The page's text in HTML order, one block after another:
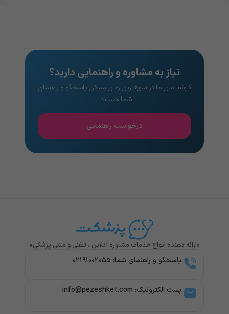
نیاز به مشاوره و راهنمایی دارید؟
کارشناسان ما در سریعترین زمان ممکن پاسخگو و راهنمای
شما هستند..
درخواست راهنمایی
«ارائه دهنده انواع خدمات مشاوره آنلاین ، تلفنی و متنی پزشکی»
پاسخگو و راهنمای شما: ۰۲۱۹۱۰۰۲۰۵۵
پست الکترونیک: info@pezeshket.com​